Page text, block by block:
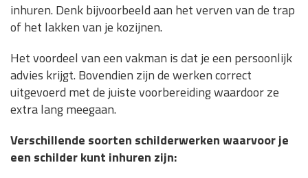
inhuren. Denk bijvoorbeeld aan het verven van de trap
of het lakken van je kozijnen.
Het voordeel van een vakman is dat je een persoonlijk
advies krijgt. Bovendien zijn de werken correct
uitgevoerd met de juiste voorbereiding waardoor ze
extra lang meegaan.
Verschillende soorten schilderwerken waarvoor je
een schilder kunt inhuren zijn: